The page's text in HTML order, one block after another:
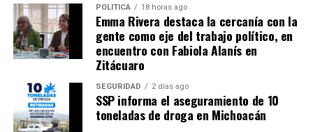
responsable de abuso
sexual, cometido en agravio
de su alumno en Angangueo
26 marzo, 2025
En "Seguridad"
maestro por abuso sexual
en Angangueo
27 junio, 2025
En "Seguridad"
POLÍTICA 18 horas ago
Emma Rivera destaca la cercanía con la
gente como eje del trabajo político, en
encuentro con Fabiola Alanís en
Zitácuaro
SEGURIDAD 2 días ago
SSP informa el aseguramiento de 10
toneladas de droga en Michoacán